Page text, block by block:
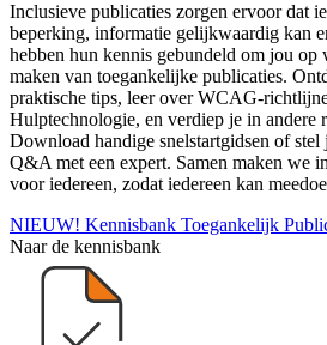
Inclusieve publicaties zorgen ervoor dat
beperking, informatie gelijkwaardig kan
hebben hun kennis gebundeld om jou op
maken van toegankelijke publicaties.
praktische tips, leer over WCAG-
Hulptechnologie, en verdiep je in andere
Download handige snelstartgidsen of
Q&A met een expert. Samen maken we
voor iedereen, zodat iedereen kan
NIEUW! Kennisbank Toegankelijk
Naar de kennisbank